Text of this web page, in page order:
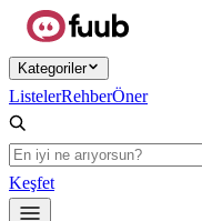
Ana içeriğe atla
Kategoriler
ListelerRehberÖner
Keşfet